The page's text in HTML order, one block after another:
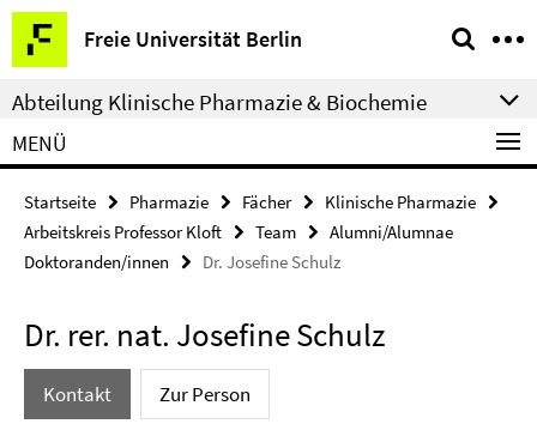
Springe
direkt
zu
Inhalt
Freie Universität Berlin
Service-
Navigation
Abteilung Klinische Pharmazie & Biochemie
MENÜ
Startseite Pharmazie Fächer
Klinische Pharmazie
Arbeitskreis Professor Kloft
Team
Alumni/Alumnae
Doktoranden/innen
Dr. Josefine Schulz
Dr. rer. nat. Josefine Schulz
Kontakt Zur Person